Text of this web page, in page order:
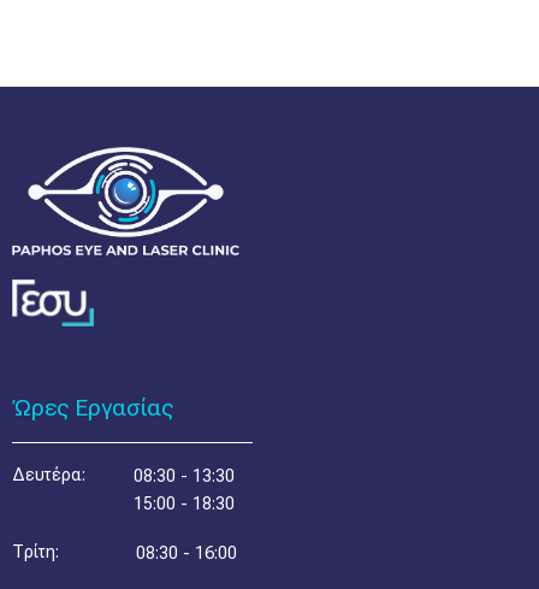
Ώρες Εργασίας
Δευτέρα:
08:30 - 13:30
15:00 - 18:30
Τρίτη: 08:30 - 16:00